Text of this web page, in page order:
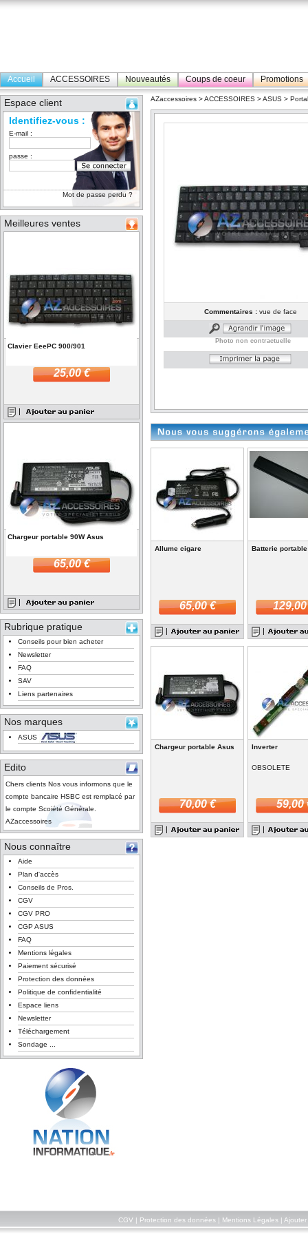
Accueil ACCESSOIRES Nouveautés Coups de coeur Promotions
Espace client
Identifiez-vous :
E-mail :
passe :
Mot de passe perdu ?
Meilleures ventes
Clavier EeePC 900/901
25,00 €
Chargeur portable 90W Asus
65,00 €
Rubrique pratique
Conseils pour bien acheter
Newsletter
FAQ
SAV
Liens partenaires
Nos marques
ASUS
Edito
Chers clients Nos vous informons que le
compte bancaire HSBC est remplacé par
le compte Scoiété Générale.
AZaccessoires
Nous connaître
Aide
Plan d'accès
Conseils de Pros.
CGV
CGV PRO
CGP ASUS
FAQ
Mentions légales
Paiement sécurisé
Protection des données
Politique de confidentialité
Espace liens
Newsletter
Téléchargement
Sondage ...
AZaccessoires >ACCESSOIRES >ASUS >
Commentaires :vue de face
Photo non contractuelle
Allume cigare
65,00 €
Batterie
Chargeur portable Asus
70,00 €
Inverter
OBSOLETE
59,00
CGV Protection des données| Mentions Légales| Ajouter